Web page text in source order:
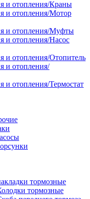
и отопления/Краны
и отопления/Мотор
и отопления/Муфты
и отопления/Насос
и отопления/Отопитель
и отопления/
и отопления/Термостат
тормозные
тормозные